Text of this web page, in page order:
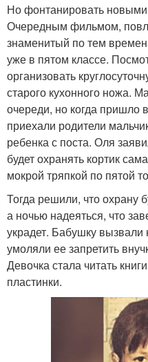
Но фонтанировать
Очередным фильмом,
знаменитый по тем
уже в пятом классе.
организовать
старого кухонного ножа.
очереди, но когда пришло
приехали родители
ребенка с поста. Оля
будет охранять кортик
мокрой тряпкой по пятой
Тогда решили, что охрану
а ночью надеяться, что
украдет. Бабушку вызвали
умоляли ее запретить
Девочка стала читать
пластинки.